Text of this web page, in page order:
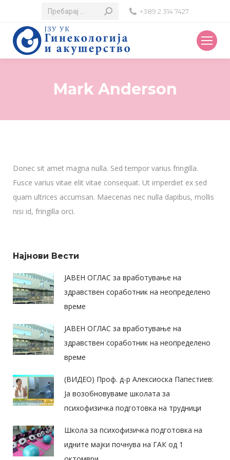
Search:
+389 2 314 7427
Mark Anderson
Donec sit amet magna nulla. Sed tempor varius fringilla.
Fusce varius vitae elit vitae consequat. Ut imperdiet ex sed
quam ultrices accumsan. Maecenas nec nulla dapibus, mollis
nisi id, fringilla orci.
Најнови Вести
ЈАВЕН ОГЛАС за вработување на
здравствен соработник на неопределено
време
ЈАВЕН ОГЛАС за вработување на
здравствен соработник на неопределено
време
(ВИДЕО) Проф. д-р Алексиоска Папестиев:
Ја возобновуваме школата за
психофизичка подготовка на трудници
Школа за психофизичка подготовка на
идните мајки почнува на ГАК од 1